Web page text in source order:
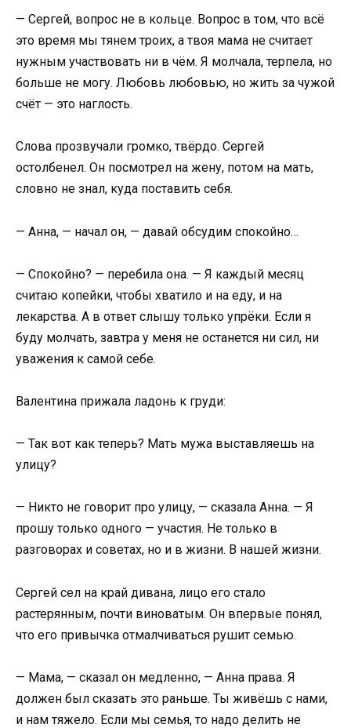
— Сергей, вопрос не в кольце. Вопрос в том, что всё
это время мы тянем троих, а твоя мама не считает
нужным участвовать ни в чём. Я молчала, терпела, но
больше не могу. Любовь любовью, но жить за чужой
счёт — это наглость.
Слова прозвучали громко, твёрдо. Сергей
остолбенел. Он посмотрел на жену, потом на мать,
словно не знал, куда поставить себя.
— Анна, — начал он, — давай обсудим спокойно…
— Спокойно? — перебила она. — Я каждый месяц
считаю копейки, чтобы хватило и на еду, и на
лекарства. А в ответ слышу только упрёки. Если я
буду молчать, завтра у меня не останется ни сил, ни
уважения к самой себе.
Валентина прижала ладонь к груди:
— Так вот как теперь? Мать мужа выставляешь на
улицу?
— Никто не говорит про улицу, — сказала Анна. — Я
прошу только одного — участия. Не только в
разговорах и советах, но и в жизни. В нашей жизни.
Сергей сел на край дивана, лицо его стало
растерянным, почти виноватым. Он впервые понял,
что его привычка отмалчиваться рушит семью.
— Мама, — сказал он медленно, — Анна права. Я
должен был сказать это раньше. Ты живёшь с нами,
и нам тяжело. Если мы семья, то надо делить не